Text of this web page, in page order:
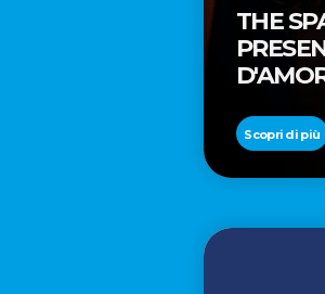
THE
Scopri di più